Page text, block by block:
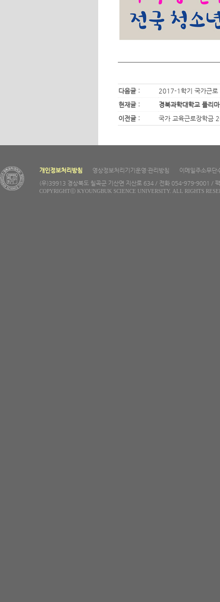
다음글 :
2017-1학기 국가근로
현재글 :
경북과학대학교 플리
이전글 :
국가 교육근로장학금
개인정보처리방침 영상정보처리기기운영·관리방침
이메일주소무단
(우)39913 경상북도 칠곡군 기산면 지산로 634 / 전화 054-979-9001 /
COPYRIGHTⓒ KYOUNGBUK SCIENCE UNIVERSITY. ALL RIGHTS